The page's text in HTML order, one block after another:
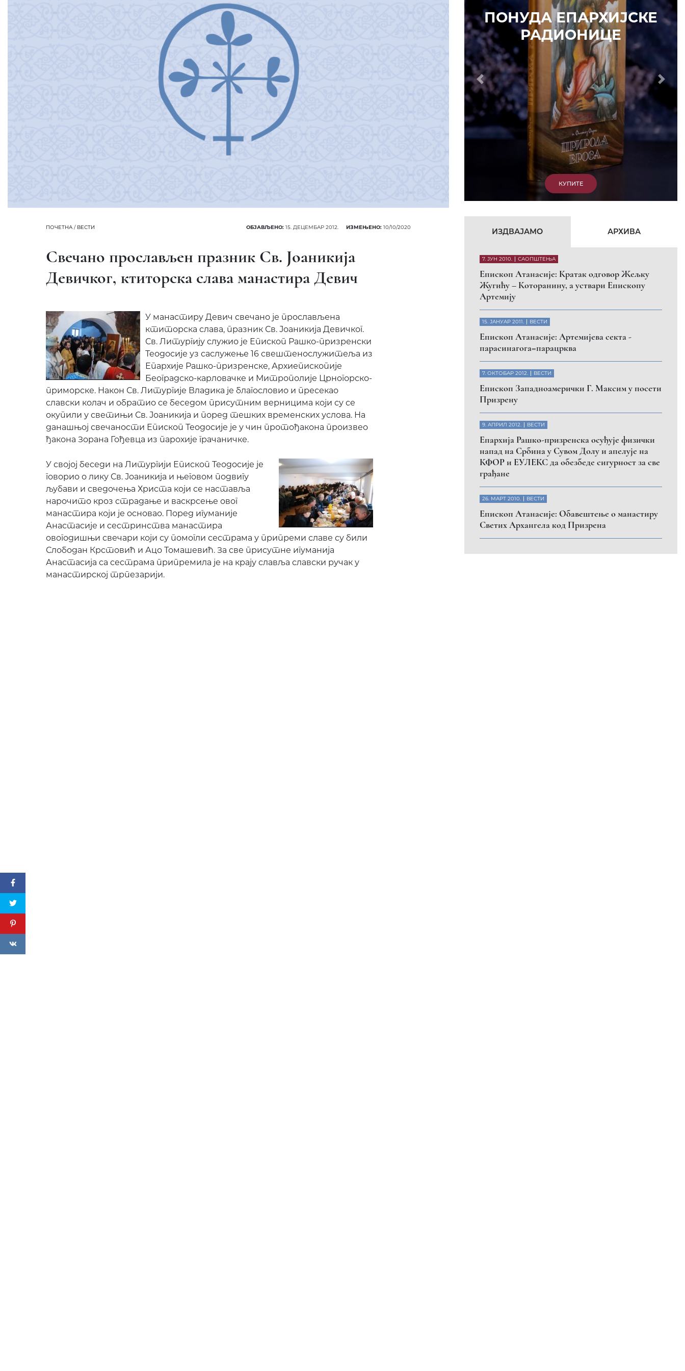
ПОЧЕТНА/ ВЕСТИ ОБЈАВЉЕНО: 15. ДЕЦЕМБАР 2012. ИЗМЕЊЕНО: 10/10/2020
Свечано прослављен празник Св. Јоаникија
Девичког, ктиторска слава манастира Девич
У манастиру Девич свечано је прослављена
ктиторска слава, празник Св. Јоаникија Девичког.
Св. Литургију служио је Епископ Рашко-призренски
Теодосије уз саслужење 16 свештенослужитеља из
Епархије Рашко-призренске, Архиепископије
Београдско-карловачке и Митрополије Црногорско-
приморске. Након Св. Литургије Владика је благословио и пресекао
славски колач и обратио се беседом присутним верницима који су се
окупили у светињи Св. Јоаникија и поред тешких временских услова. На
данашњој свечаности Епископ Теодосије је у чин протођакона произвео
ђакона Зорана Гођевца из парохије грачаничке.
У својој беседи на Литургији Епископ Теодосије је
говорио о лику Св. Јоаникија и његовом подвигу
љубави и сведочења Христа који се наставља
нарочито кроз страдање и васкрсење овог
манастира који је основао. Поред игуманије
Анастасије и сестринства манастира
овогодишњи свечари који су помогли сестрама у припреми славе су били
Слободан Крстовић и Ацо Томашевић. За све присутне игуманија
Анастасија са сестрама припремила је на крају славља славски ручак у
манастирској трпезарији.
КУПИТЕ
7. ЈУН 2010. САОПШТЕЊА
Eпископ Атанасије: Кратак одговор Жељку
Жугићу – Которанину, а уствари Епископу
Артемију
15. ЈАНУАР 2011. ВЕСТИ
Eпископ Атанасије: Артемијева секта -
парасинагога=парацрква
ВЕСТИ
Eпископ Западноамерички Г. Максим у посети
напад на Србина у Сувом Долу и апелује на
КФОР и ЕУЛЕКС да обезбеде сигурност за све
Eпископ Атанасије: Обавештење о манастиру
Светих Архангела код Призрена